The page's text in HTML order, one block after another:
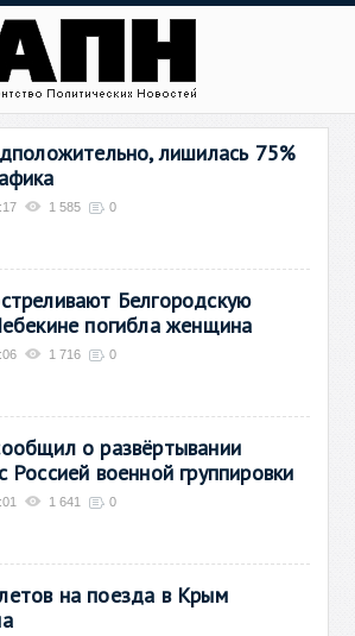
лишилась 75%
1 585 0
Белгородскую
погибла женщина
1 716 0
о развёртывании
Россией военной группировки
1 641 0
на поезда в Крым